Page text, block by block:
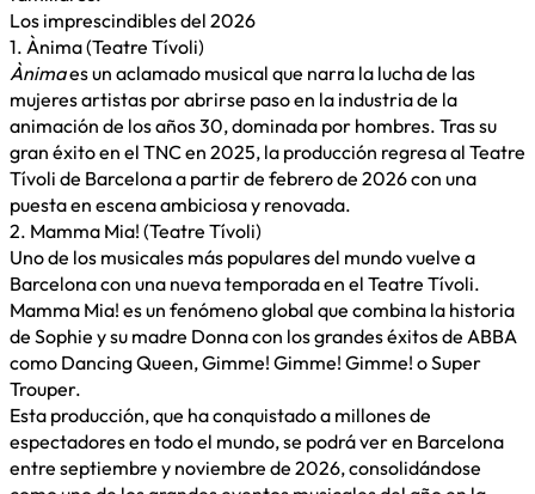
Los imprescindibles del 2026
1. Ànima (Teatre Tívoli)
Ànimaes un aclamado musical que narra la lucha de las
mujeres artistas por abrirse paso en la industria de la
animación de los años 30, dominada por hombres. Tras su
gran éxito en el TNC en 2025, la producción regresa al Teatre
Tívoli de Barcelona a partir de febrero de 2026 con una
puesta en escena ambiciosa y renovada.
2. Mamma Mia! (Teatre Tívoli)
Uno de los musicales más populares del mundo vuelve a
Barcelona con una nueva temporada en el Teatre Tívoli.
Mamma Mia! es un fenómeno global que combina la historia
de Sophie y su madre Donna con los grandes éxitos de ABBA
como Dancing Queen, Gimme! Gimme! Gimme! o Super
Trouper.
Esta producción, que ha conquistado a millones de
espectadores en todo el mundo, se podrá ver en Barcelona
entre septiembre y noviembre de 2026, consolidándose